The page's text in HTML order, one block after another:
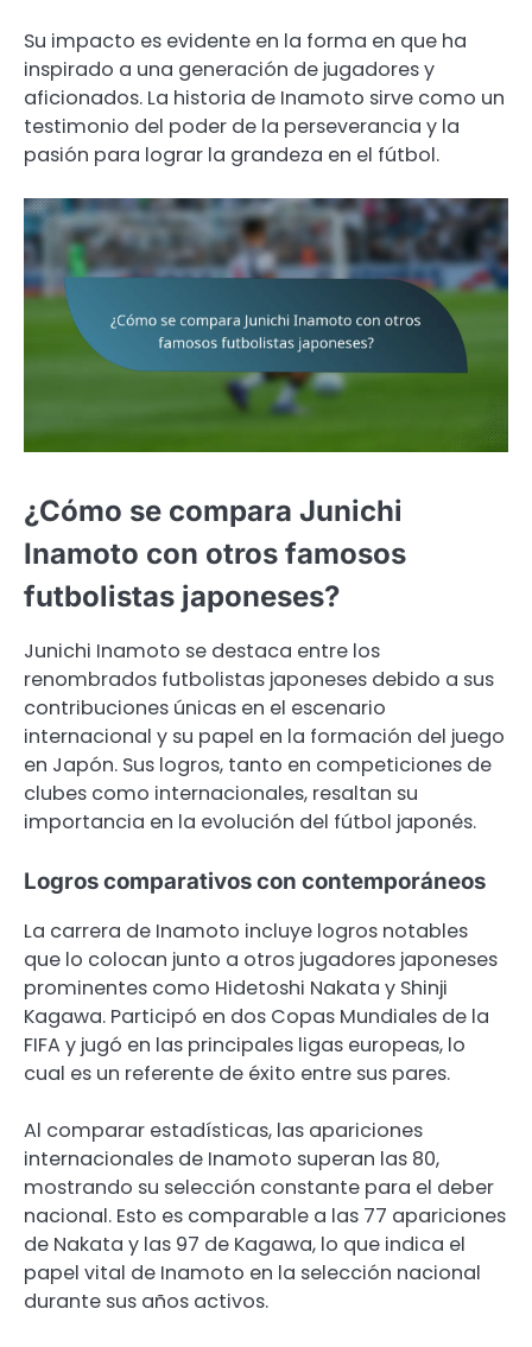
Su impacto es evidente en la forma en que ha
inspirado a una generación de jugadores y
aficionados. La historia de Inamoto sirve como un
testimonio del poder de la perseverancia y la
pasión para lograr la grandeza en el fútbol.
¿Cómo se compara Junichi
Inamoto con otros famosos
futbolistas japoneses?
Junichi Inamoto se destaca entre los
renombrados futbolistas japoneses debido a sus
contribuciones únicas en el escenario
internacional y su papel en la formación del juego
en Japón. Sus logros, tanto en competiciones de
clubes como internacionales, resaltan su
importancia en la evolución del fútbol japonés.
Logros comparativos con contemporáneos
La carrera de Inamoto incluye logros notables
que lo colocan junto a otros jugadores japoneses
prominentes como Hidetoshi Nakata y Shinji
Kagawa. Participó en dos Copas Mundiales de la
FIFA y jugó en las principales ligas europeas, lo
cual es un referente de éxito entre sus pares.
Al comparar estadísticas, las apariciones
internacionales de Inamoto superan las 80,
mostrando su selección constante para el deber
nacional. Esto es comparable a las 77 apariciones
de Nakata y las 97 de Kagawa, lo que indica el
papel vital de Inamoto en la selección nacional
durante sus años activos.